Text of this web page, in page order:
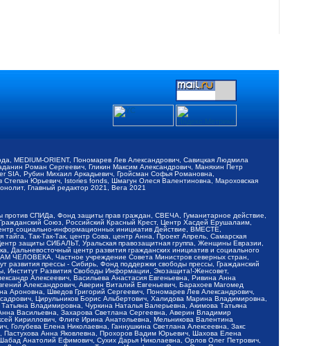
MEDIUM-ORIENT, Пономарев Лев Александрович, Савицкая Людмила
Роман Сергеевич, Гликин Максим Александрович, Маняхин Петр
Рубин Михаил Аркадьевич, Гройсман Софья Романовна,
Юрьевич, Istories fonds, Шмагун Олеся Валентиновна, Мароховская
Главный редактор 2021, Вега 2021
СПИДа, Фонд защиты прав граждан, СВЕЧА, Гуманитарное действие,
Союз, Российский Красный Крест, Центр Хасдей Ерушалаим,
социально-информационных инициатив Действие, ВМЕСТЕ,
Так-Так-Так, центр Сова, центр Анна, Проект Апрель, Самарская
защиты СИБАЛЬТ, Уральская правозащитная группа, Женщины Евразии,
Дальневосточный центр развития гражданских инициатив и социального
ЧЕЛОВЕКА, Частное учреждение Совета Министров северных стран,
прессы - Сибирь, Фонд поддержки свободы прессы, Гражданский
Институт Развития Свободы Информации, Экозащита!-Женсовет,
Алексеевич, Васильева Анастасия Евгеньевна, Ривина Анна
Александрович, Аверин Виталий Евгеньевич, Барахоев Магомед
Шведов Григорий Сергеевич, Пономарев Лев Александрович,
Цирульников Борис Альбертович, Халидова Марина Владимировна,
Владимировна, Чуркина Наталья Валерьевна, Акимова Татьяна
Васильевна, Захарова Светлана Сергеевна, Аверин Владимир
Кириллович, Флиге Ирина Анатольевна, Мельникова Валентина
Елена Николаевна, Ганнушкина Светлана Алексеевна, Закс
Анна Яковлевна, Прохоров Вадим Юрьевич, Шахова Елена
Анатолий Ефимович, Сухих Дарья Николаевна, Орлов Олег Петрович,